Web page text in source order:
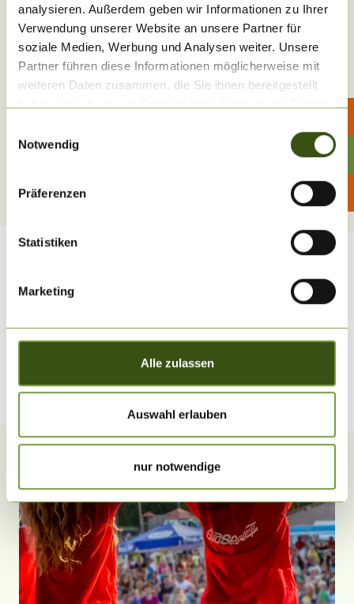
analysieren. Außerdem geben wir Informationen zu Ihrer
Verwendung unserer Website an unsere Partner für
soziale Medien, Werbung und Analysen weiter. Unsere
Partner führen diese Informationen möglicherweise mit
weiteren Daten zusammen, die Sie ihnen bereitgestellt
Notwendig
Präferenzen
Statistiken
Marketing
Alle zulassen
Auswahl erlauben
nur notwendige
Bonuspunkte haben eine Gültigkeit von 3 Jahren.Die
Punkte werden am Ende des Aufenthalts bei Vorlage des
Profils in der Web-App in den Rezeptionen
gutgeschrieben. Nachträgliche Gutschrift nicht möglich.
Vorteile im Südsee-Camp entdecken ↓
↗ Weitere Infos zur LeadingCard
LeadingCard-Vorteile & -Punkte
einlösen im Südsee-Camp